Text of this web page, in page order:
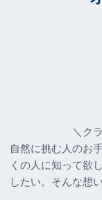
＼ク
自然に挑む人のお
くの人に知って欲
したい。そんな想